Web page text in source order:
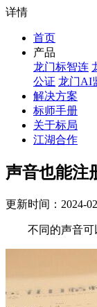
详情
首页
产品
龙门标智连
公证 龙门AI
解决方案
标师手册
关于标局
江湖合作
声音也能注
更新时间：2024-
不同的声音可以